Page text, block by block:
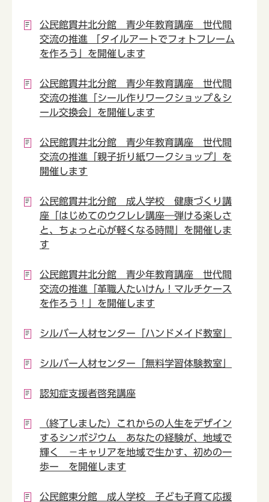
公民館貫井北分館 青少年教育講座 世代間
交流の推進 「タイルアートでフォトフレーム
を作ろう」を開催します
公民館貫井北分館 青少年教育講座 世代間
交流の推進「シール作りワークショップ＆シ
ール交換会」を開催します
公民館貫井北分館 青少年教育講座 世代間
交流の推進「親子折り紙ワークショップ」を
開催します
公民館貫井北分館 成人学校 健康づくり講
座「はじめてのウクレレ講座―弾ける楽しさ
と、ちょっと心が軽くなる時間」を開催しま
す
公民館貫井北分館 青少年教育講座 世代間
交流の推進「革職人たいけん！マルチケース
を作ろう！」を開催します
シルバー人材センター「ハンドメイド教室」
シルバー人材センター「無料学習体験教室」
認知症支援者啓発講座
（終了しました）これからの人生をデザイン
するシンポジウム あなたの経験が、地域で
輝く －キャリアを地域で生かす、初めの一
歩ー を開催します
公民館東分館 成人学校 子ども子育て応援